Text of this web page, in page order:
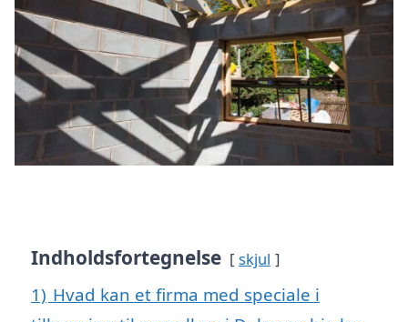
Indholdsfortegnelse skjul
1) Hvad kan et firma med speciale i